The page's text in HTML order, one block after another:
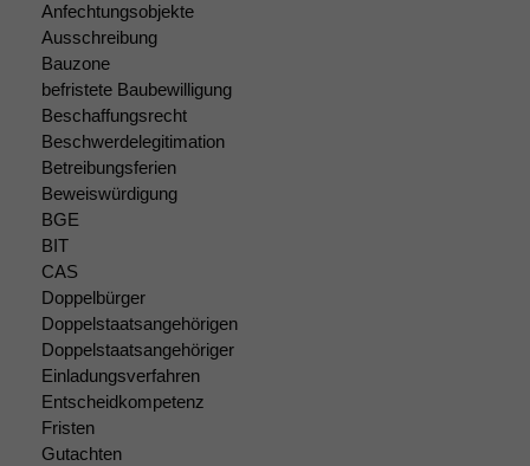
Anfechtungsobjekte
Ausschreibung
Bauzone
befristete Baubewilligung
Beschaffungsrecht
Beschwerdelegitimation
Betreibungsferien
Beweiswürdigung
BGE
BIT
CAS
Doppelbürger
Doppelstaatsangehörigen
Doppelstaatsangehöriger
Einladungsverfahren
Entscheidkompetenz
Fristen
Gutachten